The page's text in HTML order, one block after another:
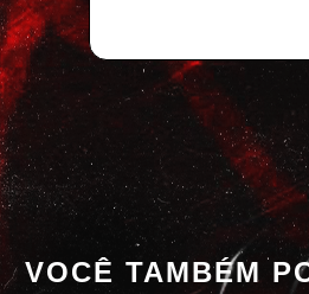
VOCÊ TAMBÉM